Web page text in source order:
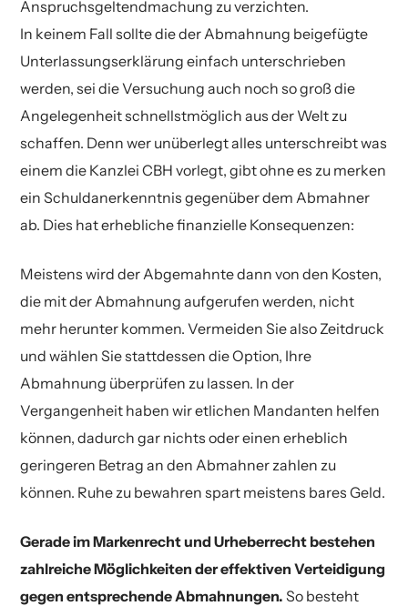
neue Wege um die Abgemahnten mundtot zu
machen.
besonders gefährlich. Es wird ein erheblicher
Gegenstandswert von 200.000 bis 250.000
EURzugrunde gelegt,sodass allein die geltend
gemachtenRechtsanwaltskosten bei über
3.000 EURliegen. Bei bekannten Marken
erkennen Gerichte solche Werte häufig als
angemessen an. Sollten Sie eine
markenrechtliche Abmahnung von CBH im
Auftrag der Burberry Ltd. erhalten haben
gegen Ihren Zulieferer. Es besteht damit häufig
die Möglichkeit die Angelegenheit vertretbar zu
beenden.
die erheblichen Rechtsanwaltskosten der
Kanzlei CBH zu zahlen. Diese berechnen sich
nachGegenstandswerten von 30.000 bis
50.000 EUR. Die zu zahlendenAnwaltskosten
können bei solchen Wertenbis zu 2.000 EUR
betragen.
Auch bei Abmahnungen der Fast Fashion
Brands ist darauf zu achten, dass etwaige
sind. Hierzu muss auf Google und eBay
entsprechend eingewirkt werden.
sind die Fälle, in welchen unseren Mandanten
vorgeworfen wird Bekleidungsstücke unter
geschützten Markennamen anzubieten.
Anspruchsgeltendmachung zu verzichten.
In keinem Fall sollte die der Abmahnung beigefügte
Unterlassungserklärung einfach unterschrieben
werden, sei die Versuchung auch noch so groß die
Angelegenheit schnellstmöglich aus der Welt zu
schaffen. Denn wer unüberlegt alles unterschreibt was
einem die Kanzlei CBH vorlegt, gibt ohne es zu merken
ein Schuldanerkenntnis gegenüber dem Abmahner
ab. Dies hat erhebliche finanzielle Konsequenzen:
Meistens wird der Abgemahnte dann von den Kosten,
die mit der Abmahnung aufgerufen werden, nicht
mehr herunter kommen. Vermeiden Sie also Zeitdruck
und wählen Sie stattdessen die Option, Ihre
Abmahnung überprüfen zu lassen. In der
Vergangenheit haben wir etlichen Mandanten helfen
können, dadurch gar nichts oder einen erheblich
geringeren Betrag an den Abmahner zahlen zu
können. Ruhe zu bewahren spart meistens bares Geld.
Gerade im Markenrecht und Urheberrecht bestehen
zahlreiche Möglichkeiten der effektiven Verteidigung
gegen entsprechende Abmahnungen. So besteht